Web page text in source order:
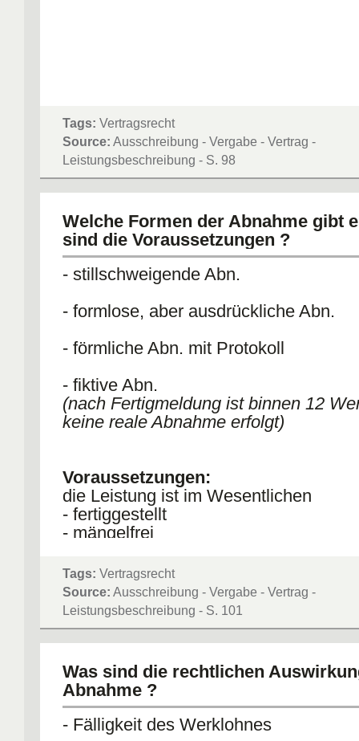
Tags: Vertragsrecht
Source: Ausschreibung - Vergabe - Vertrag -
Leistungsbeschreibung - S. 98
Welche Formen der Abnahme gibt
sind die Voraussetzungen ?
- stillschweigende Abn.
- formlose, aber ausdrückliche Abn.
- förmliche Abn. mit Protokoll
- fiktive Abn.
(nach Fertigmeldung ist binnen 12
keine reale Abnahme erfolgt)
Voraussetzungen:
die Leistung ist im Wesentlichen
- fertiggestellt
- mängelfrei
Tags: Vertragsrecht
Source: Ausschreibung - Vergabe - Vertrag -
Leistungsbeschreibung - S. 101
Was sind die rechtlichen
Abnahme ?
- Fälligkeit des Werklohnes